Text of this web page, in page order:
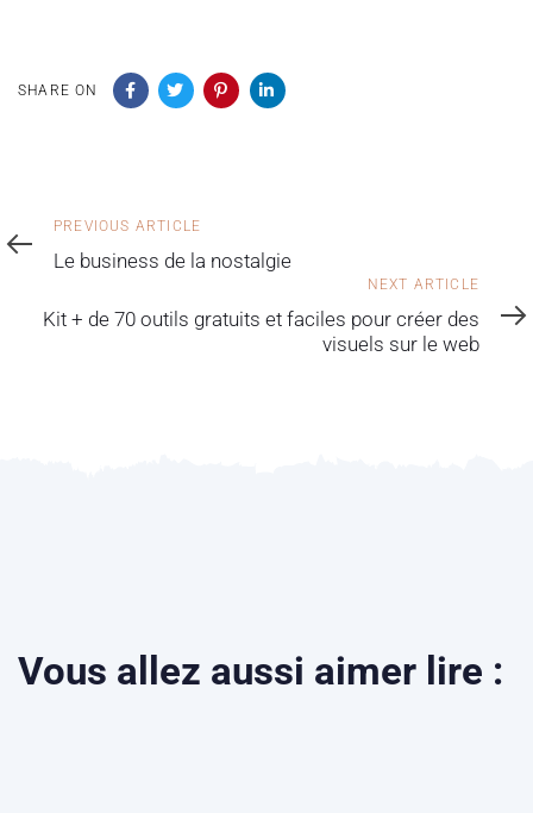
SHARE ON
PREVIOUS ARTICLE
Le business de la nostalgie
NEXT ARTICLE
Kit + de 70 outils gratuits et faciles pour créer des
visuels sur le web
Vous allez aussi aimer lire :